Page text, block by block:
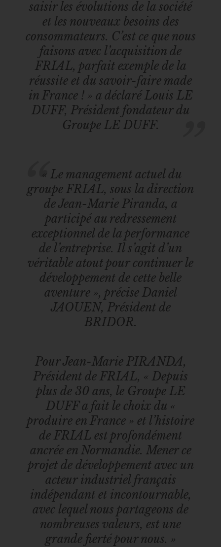
saisir les évolutions de la société
et les nouveaux besoins des
consommateurs. C’est ce que nous
faisons avec l’acquisition de
FRIAL, parfait exemple de la
réussite et du savoir-faire made
in France ! » a déclaré Louis LE
DUFF, Président fondateur du
Groupe LE DUFF.
« Le management actuel du
groupe FRIAL, sous la direction
de Jean-Marie Piranda, a
participé au redressement
exceptionnel de la performance
de l’entreprise. Il s’agit d’un
véritable atout pour continuer le
développement de cette belle
aventure », précise Daniel
JAOUEN, Président de
BRIDOR.
Pour Jean-Marie PIRANDA,
Président de FRIAL, « Depuis
plus de 30 ans, le Groupe LE
DUFF a fait le choix du «
produire en France » et l’histoire
de FRIAL est profondément
ancrée en Normandie. Mener ce
projet de développement avec un
acteur industriel français
indépendant et incontournable,
avec lequel nous partageons de
nombreuses valeurs, est une
grande fierté pour nous. »